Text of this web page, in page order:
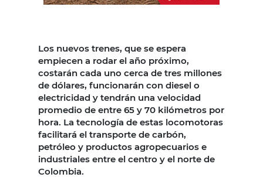
Los nuevos trenes, que se espera
empiecen a rodar el año próximo,
costarán cada uno cerca de tres millones
de dólares, funcionarán con diesel o
electricidad y tendrán una velocidad
promedio de entre 65 y 70 kilómetros por
hora. La tecnología de estas locomotoras
facilitará el transporte de carbón,
petróleo y productos agropecuarios e
industriales entre el centro y el norte de
Colombia.